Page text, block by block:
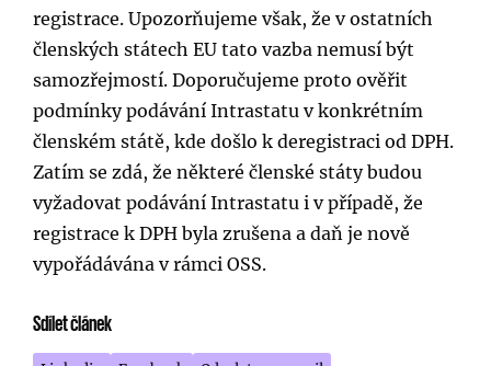
registrace. Upozorňujeme však, že v ostatních
členských státech EU tato vazba nemusí být
samozřejmostí. Doporučujeme proto ověřit
podmínky podávání Intrastatu v konkrétním
členském státě, kde došlo k deregistraci od DPH.
Zatím se zdá, že některé členské státy budou
vyžadovat podávání Intrastatu i v případě, že
registrace k DPH byla zrušena a daň je nově
vypořádávána v rámci OSS.
Sdílet článek